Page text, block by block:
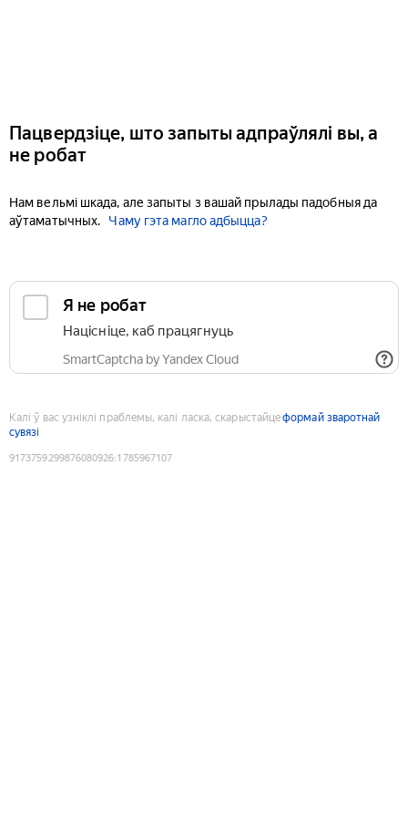
Пацвердзіце, што запыты адпраўлялі вы, а
не робат
Нам вельмі шкада, але запыты з вашай прылады падобныя да
аўтаматычных.
Чаму гэта магло адбыцца?
Я не робат
Націсніце, каб працягнуць
SmartCaptcha by Yandex Cloud
Калі ў вас узніклі праблемы, калі ласка, скарыстайцеформай зваротнай
сувязі
9173759299876080926:1785967107